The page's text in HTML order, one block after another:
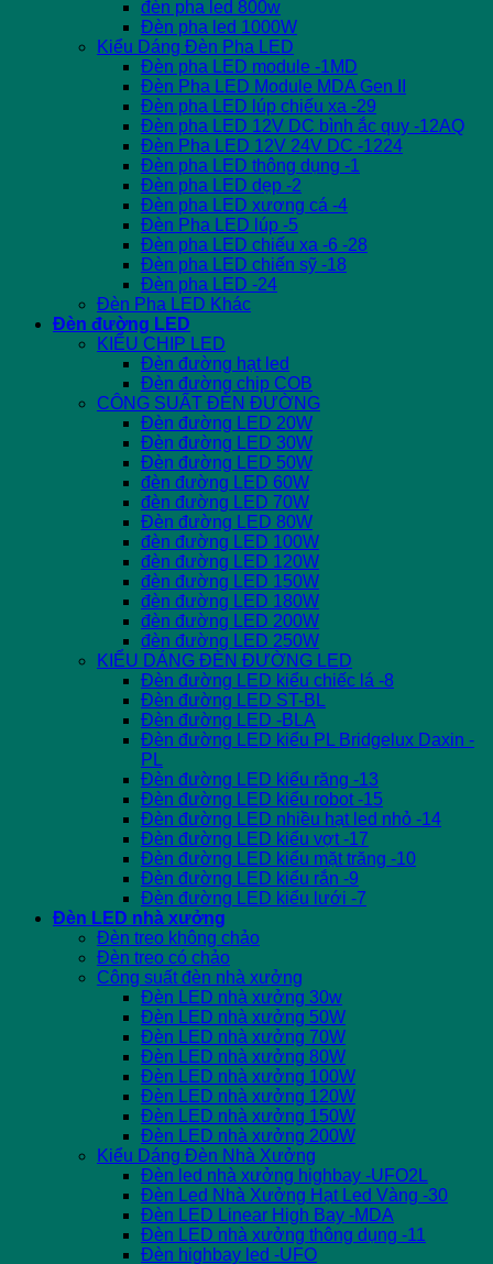
đèn pha led 800w
Đèn pha led 1000W
Kiểu Dáng Đèn Pha LED
Đèn pha LED module -1MD
Đèn Pha LED Module MDA Gen II
Đèn pha LED lúp chiếu xa -29
Đèn pha LED 12V DC bình ắc quy -12AQ
Đèn Pha LED 12V 24V DC -1224
Đèn pha LED thông dụng -1
Đèn pha LED dẹp -2
Đèn pha LED xương cá -4
Đèn Pha LED lúp -5
Đèn pha LED chiếu xa -6 -28
Đèn pha LED chiến sỹ -18
Đèn pha LED -24
Đèn Pha LED Khác
Đèn đường LED
KIỂU CHIP LED
Đèn đường hạt led
Đèn đường chip COB
CÔNG SUẤT ĐÈN ĐƯỜNG
Đèn đường LED 20W
Đèn đường LED 30W
Đèn đường LED 50W
đèn đường LED 60W
đèn đường LED 70W
Đèn đường LED 80W
đèn đường LED 100W
đèn đường LED 120W
đèn đường LED 150W
đèn đường LED 180W
đèn đường LED 200W
đèn đường LED 250W
KIỂU DÁNG ĐÈN ĐƯỜNG LED
Đèn đường LED kiểu chiếc lá -8
Đèn đường LED ST-BL
Đèn đường LED -BLA
Đèn đường LED kiểu PL Bridgelux Daxin -
PL
Đèn đường LED kiểu răng -13
Đèn đường LED kiểu robot -15
Đèn đường LED nhiều hạt led nhỏ -14
Đèn đường LED kiểu vợt -17
Đèn đường LED kiểu mặt trăng -10
Đèn đường LED kiểu rắn -9
Đèn đường LED kiểu lưới -7
Đèn LED nhà xưởng
Đèn treo không chảo
Đèn treo có chảo
Công suất đèn nhà xưởng
Đèn LED nhà xưởng 30w
Đèn LED nhà xưởng 50W
Đèn LED nhà xưởng 70W
Đèn LED nhà xưởng 80W
Đèn LED nhà xưởng 100W
Đèn LED nhà xưởng 120W
Đèn LED nhà xưởng 150W
Đèn LED nhà xưởng 200W
Kiểu Dáng Đèn Nhà Xưởng
Đèn led nhà xưởng highbay -UFO2L
Đèn Led Nhà Xưởng Hạt Led Vàng -30
Đèn LED Linear High Bay -MDA
Đèn LED nhà xưởng thông dụng -11
Đèn highbay led -UFO